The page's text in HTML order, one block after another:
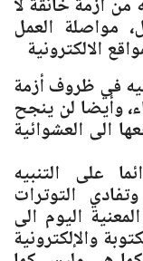
من أزمة خانقة لا
مواصلة العمل
الالكترونية
في ظروف أزمة
وأيضا لن ينجح
الى العشوائية
على التنبيه
التوترات
اليوم الى
والإلكترونية